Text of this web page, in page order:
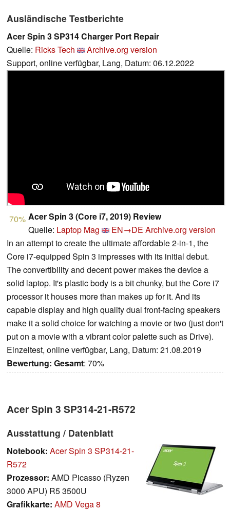
Ausländische Testberichte
Acer Spin 3 SP314 Charger Port Repair
Quelle: Ricks Tech
Archive.org version
Support, online verfügbar, Lang, Datum: 06.12.2022
70% Acer Spin 3 (Core i7, 2019) Review
Quelle: Laptop Mag EN→DE Archive.org version
In an attempt to create the ultimate affordable 2-in-1, the
Core i7-equipped Spin 3 impresses with its initial debut.
The convertibility and decent power makes the device a
solid laptop. It's plastic body is a bit chunky, but the Core i7
processor it houses more than makes up for it. And its
capable display and high quality dual front-facing speakers
make it a solid choice for watching a movie or two (just don't
put on a movie with a vibrant color palette such as Drive).
Einzeltest, online verfügbar, Lang, Datum: 21.08.2019
Bewertung: Gesamt: 70%
Acer Spin 3 SP314-21-R572
Ausstattung / Datenblatt
Notebook: Acer Spin 3 SP314-21-
R572
Prozessor: AMD Picasso (Ryzen
3000 APU) R5 3500U
Grafikkarte: AMD Vega 8